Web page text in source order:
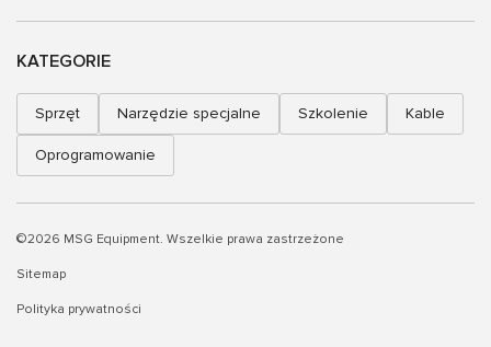
KATEGORIE
Sprzęt Narzędzie specjalne Szkolenie Kable
Oprogramowanie
©2026 MSG Equipment. Wszelkie prawa zastrzeżone
Sitemap
Polityka prywatności